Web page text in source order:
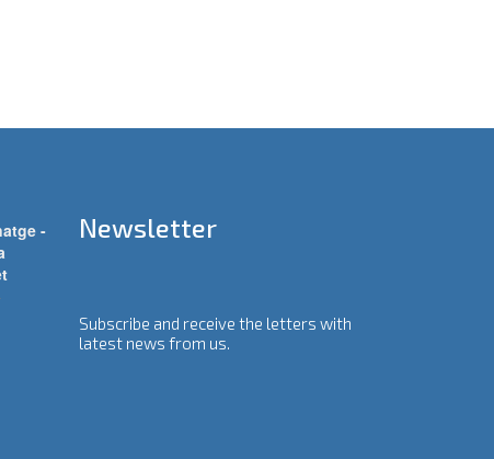
-
Newsletter
Subscribe and receive the letters with
latest news from us.